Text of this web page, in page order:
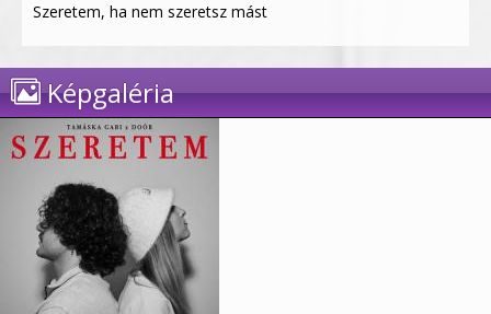
Szeretem, ha nem szeretsz mást
Képgaléria